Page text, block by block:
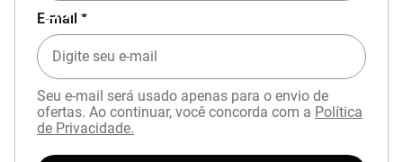
EXPERIÊNCIA MIZUNO NO APP
E-mail *
Seu e-mail será usado apenas para o envio de
ofertas. Ao continuar, você concorda com a Política
de Privacidade.